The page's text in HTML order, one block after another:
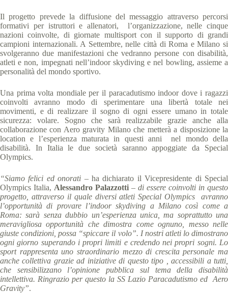
Il progetto prevede la diffusione del messaggio attraverso percorsi
formativi per istruttori e allenatori, l’organizzazione, nelle cinque
nazioni coinvolte, di giornate multisport con il supporto di grandi
campioni internazionali. A Settembre, nelle città di Roma e Milano si
svolgeranno due manifestazioni che vedranno persone con disabilità,
atleti e non, impegnati nell’indoor skydiving e nel bowling, assieme a
personalità del mondo sportivo.
Una prima volta mondiale per il paracadutismo indoor dove i ragazzi
coinvolti avranno modo di sperimentare una libertà totale nei
movimenti, e di realizzare il sogno di ogni essere umano in totale
sicurezza: volare. Sogno che sarà realizzabile grazie anche alla
collaborazione con Aero gravity Milano che metterà a disposizione la
location e l’esperienza maturata in questi anni nel mondo della
disabilità. In Italia le due società saranno appoggiate da Special
Olympics.
“Siamo felici ed onorati – ha dichiarato il Vicepresidente di Special
Olympics Italia, Alessandro Palazzotti – di essere coinvolti in questo
progetto, attraverso il quale diversi atleti Special Olympics avranno
l’opportunità di provare l’indoor skydiving a Milano così come a
Roma: sarà senza dubbio un’esperienza unica, ma soprattutto una
meravigliosa opportunità che dimostra come ognuno, messo nelle
giuste condizioni, possa “spiccare il volo”. I nostri atleti lo dimostrano
ogni giorno superando i propri limiti e credendo nei propri sogni. Lo
sport rappresenta uno straordinario mezzo di crescita personale ma
anche collettiva grazie ad iniziative di questo tipo , accessibili a tutti,
che sensibilizzano l’opinione pubblica sul tema della disabilità
intellettiva. Ringrazio per questo la SS Lazio Paracadutismo ed Aero
Gravity”.